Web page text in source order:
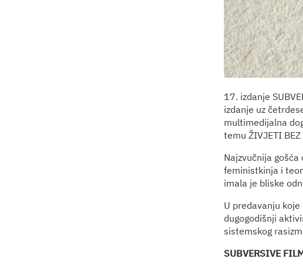
17. izdanje
izdanje uz
multimedijalna
temu ŽIVJETI BEZ
Najzvučnija
feministkinja i
imala je bliske
U predavanju
dugogodišnji
sistemskog
SUBVERSIVE